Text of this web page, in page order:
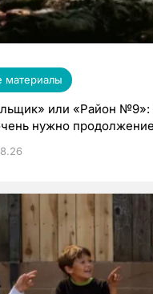
материалы
или «Район №9»:
нужно продолжение